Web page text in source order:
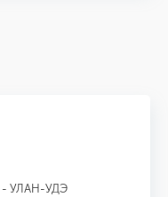
- УЛАН-УДЭ